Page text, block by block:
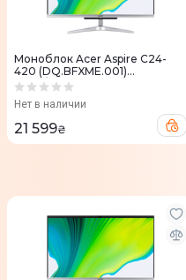
Моноблок Acer Aspire C24-
420 (DQ.BFXME.001)
Black/Silver
Нет в наличии
21 599₴